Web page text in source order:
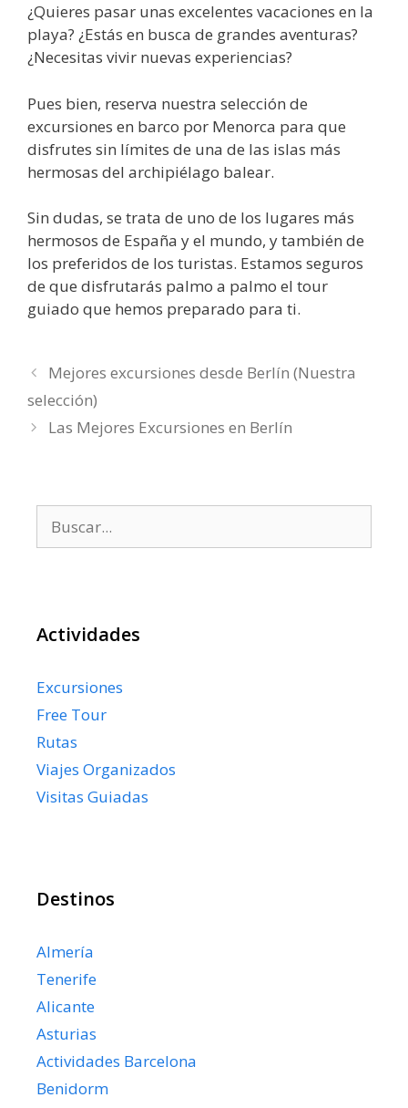
¿Quieres pasar unas excelentes vacaciones en la
playa? ¿Estás en busca de grandes aventuras?
¿Necesitas vivir nuevas experiencias?
Pues bien, reserva nuestra selección de
excursiones en barco por Menorca para que
disfrutes sin límites de una de las islas más
hermosas del archipiélago balear.
Sin dudas, se trata de uno de los lugares más
hermosos de España y el mundo, y también de
los preferidos de los turistas. Estamos seguros
de que disfrutarás palmo a palmo el tour
guiado que hemos preparado para ti.
Mejores excursiones desde Berlín (Nuestra
selección)
Las Mejores Excursiones en Berlín
Actividades
Excursiones
Free Tour
Rutas
Viajes Organizados
Visitas Guiadas
Destinos
Almería
Tenerife
Alicante
Asturias
Actividades Barcelona
Benidorm